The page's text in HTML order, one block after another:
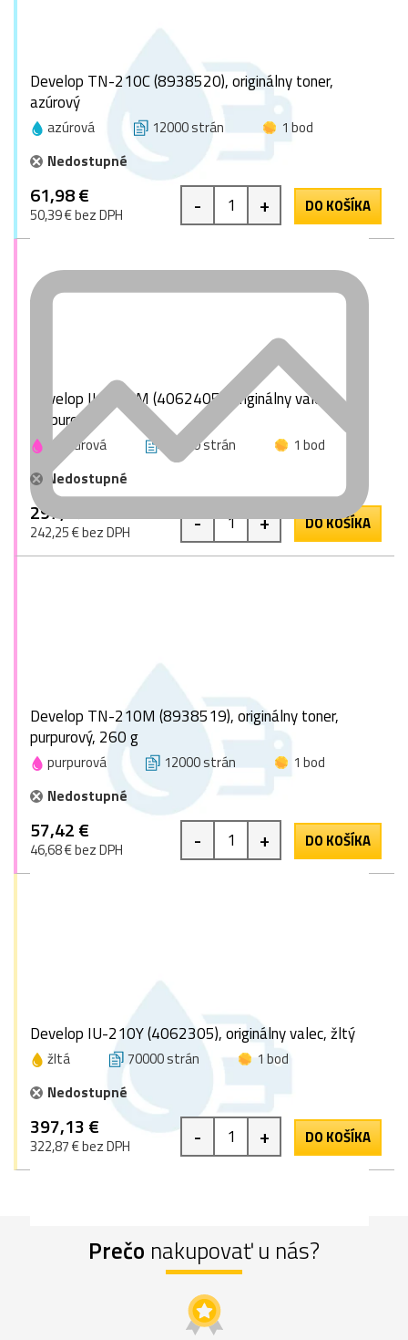
Develop TN-210C (8938520), originálny toner,
azúrový
azúrová 12000 strán
1 bod
Nedostupné
61,98 €
50,39 € bez DPH - + DO KOŠÍKA
Develop IU-210M (4062405), originálny valec,
purpurový
purpurová 70000 strán
1 bod
Nedostupné
297,97 €
242,25 € bez DPH - + DO KOŠÍKA
Develop TN-210M (8938519), originálny toner,
purpurový, 260 g
purpurová 12000 strán
1 bod
Nedostupné
57,42 €
46,68 € bez DPH - + DO KOŠÍKA
Develop IU-210Y (4062305), originálny valec, žltý
žltá 70000 strán
1 bod
Nedostupné
397,13 €
322,87 € bez DPH - + DO KOŠÍKA
Prečo nakupovať u nás?